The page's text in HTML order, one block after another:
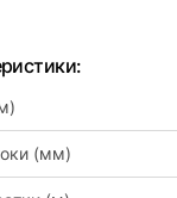
(мм)